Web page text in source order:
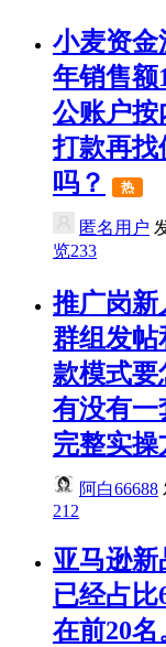
小麦资金
年销售额
公账户按
打款再找
吗？
热
匿名用户
览233
推广岗新
群组发帖
款模式要
有没有一
完整实操
阿白66688
212
亚马逊新
已经占
在前20